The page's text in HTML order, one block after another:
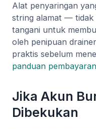
Alat penyaringan
string alamat — tidak
tangani untuk
oleh penipuan
praktis sebelum
panduan
Jika Akun
Dibekukan